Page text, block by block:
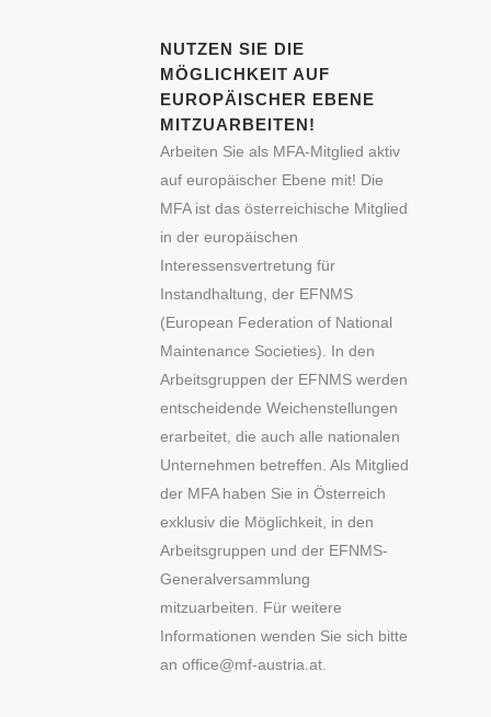
NUTZEN SIE DIE
MÖGLICHKEIT AUF
EUROPÄISCHER EBENE
MITZUARBEITEN!
Arbeiten Sie als MFA-Mitglied aktiv
auf europäischer Ebene mit! Die
MFA ist das österreichische Mitglied
in der europäischen
Interessensvertretung für
Instandhaltung, der EFNMS
(European Federation of National
Maintenance Societies). In den
Arbeitsgruppen der EFNMS werden
entscheidende Weichenstellungen
erarbeitet, die auch alle nationalen
Unternehmen betreffen. Als Mitglied
der MFA haben Sie in Österreich
exklusiv die Möglichkeit, in den
Arbeitsgruppen und der EFNMS-
Generalversammlung
mitzuarbeiten. Für weitere
Informationen wenden Sie sich bitte
an office@mf-austria.at.